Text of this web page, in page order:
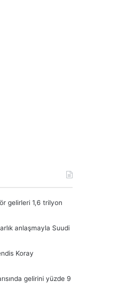
gelirleri 1,6 trilyon
anlaşmayla Suudi
Koray
gelirini yüzde 9